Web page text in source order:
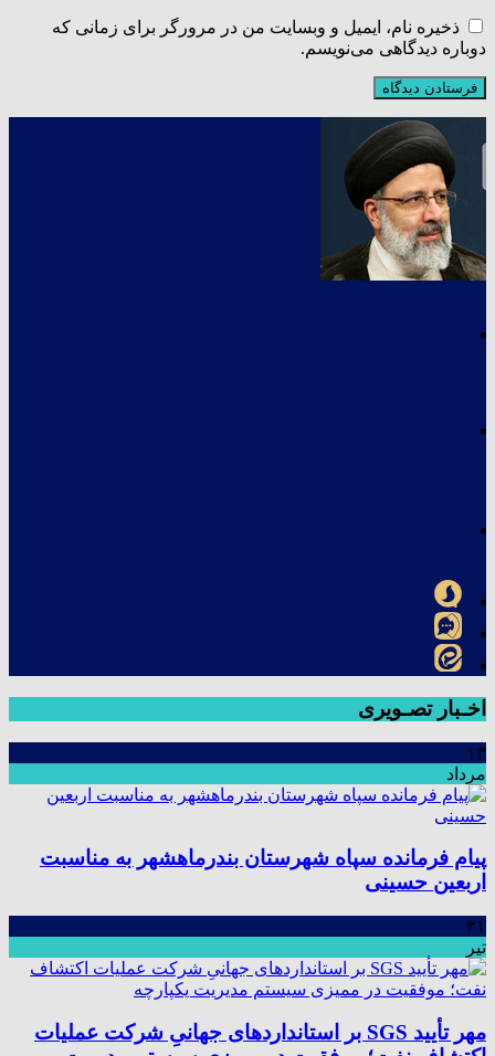
ذخیره نام، ایمیل و وبسایت من در مرورگر برای زمانی که
دوباره دیدگاهی می‌نویسم.
اخـبار تصـویری
۱۳
مرداد
پیام فرمانده سپاه شهرستان بندرماهشهر به مناسبت
اربعین حسینی
۳۱
تیر
مهر تأیید SGS بر استانداردهای جهانیِ شرکت عملیات